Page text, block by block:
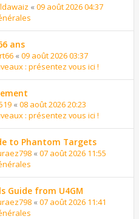
« 09 août 2026 04:37
ans
« 09 août 2026 03:37
: présentez vous ici !
« 08 août 2026 20:23
: présentez vous ici !
to Phantom Targets
« 07 août 2026 11:55
Guide from U4GM
« 07 août 2026 11:41